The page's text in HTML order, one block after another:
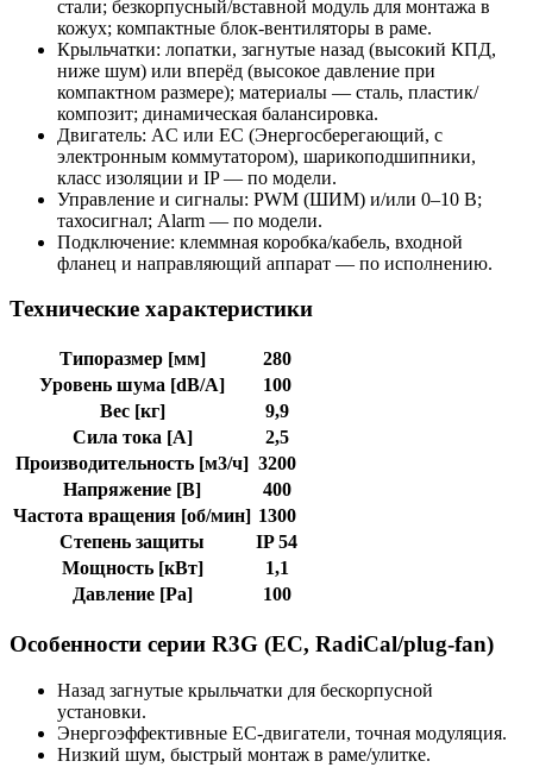
стали; безкорпусный/вставной модуль для монтажа в
кожух; компактные блок-вентиляторы в раме.
Крыльчатки: лопатки, загнутые назад (высокий КПД,
ниже шум) или вперёд (высокое давление при
компактном размере); материалы — сталь, пластик/
композит; динамическая балансировка.
Двигатель: AC или EC (Энергосберегающий, с
электронным коммутатором), шарикоподшипники,
класс изоляции и IP — по модели.
Управление и сигналы: PWM (ШИМ) и/или 0–10 В;
тахосигнал; Alarm — по модели.
Подключение: клеммная коробка/кабель, входной
фланец и направляющий аппарат — по исполнению.
Технические характеристики
Типоразмер [мм]
280
Уровень шума [dB/A]
100
Вес [кг]
9,9
Сила тока [A]
2,5
Производительность [м3/ч] 3200
Напряжение [В]
400
Частота вращения [об/мин] 1300
Степень защиты
IP 54
Мощность [кВт]
1,1
Давление [Pa]
100
Особенности серии R3G (EC, RadiCal/plug-fan)
Назад загнутые крыльчатки для бескорпусной
установки.
Энергоэффективные EC-двигатели, точная модуляция.
Низкий шум, быстрый монтаж в раме/улитке.